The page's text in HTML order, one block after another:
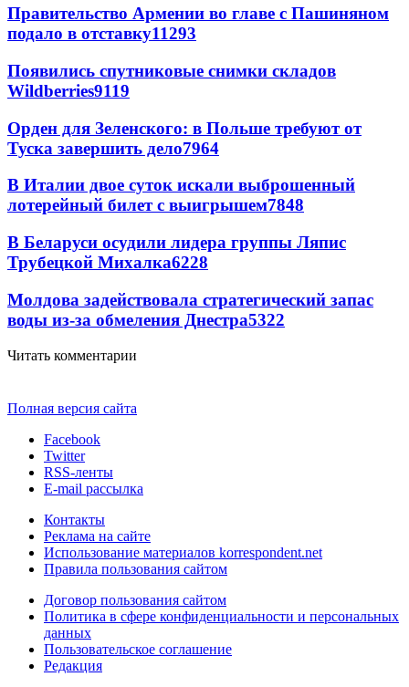
Правительство Армении во главе с Пашиняном
подало в отставку11293
Появились спутниковые снимки складов
Wildberries9119
Орден для Зеленского: в Польше требуют от
Туска завершить дело7964
В Италии двое суток искали выброшенный
лотерейный билет с выигрышем7848
В Беларуси осудили лидера группы Ляпис
Трубецкой Михалка6228
Молдова задействовала стратегический запас
воды из-за обмеления Днестра5322
Читать комментарии
Полная версия сайта
Facebook
Twitter
RSS-ленты
E-mail рассылка
Контакты
Реклама на сайте
Использование материалов korrespondent.net
Правила пользования сайтом
Договор пользования сайтом
Политика в сфере конфиденциальности и персональных
данных
Пользовательское соглашение
Редакция